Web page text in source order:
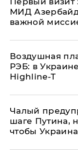
МИД
важной
Воздушная
РЭБ: в
Highline-T
Чалый
шаге Путина,
чтобы